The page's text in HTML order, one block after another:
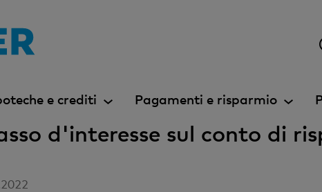
e crediti Pagamenti e risparmio
d'interesse sul conto di